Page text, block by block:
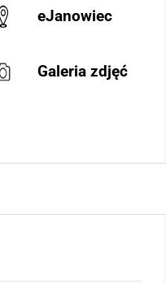
eJanowiec
Galeria zdjęć